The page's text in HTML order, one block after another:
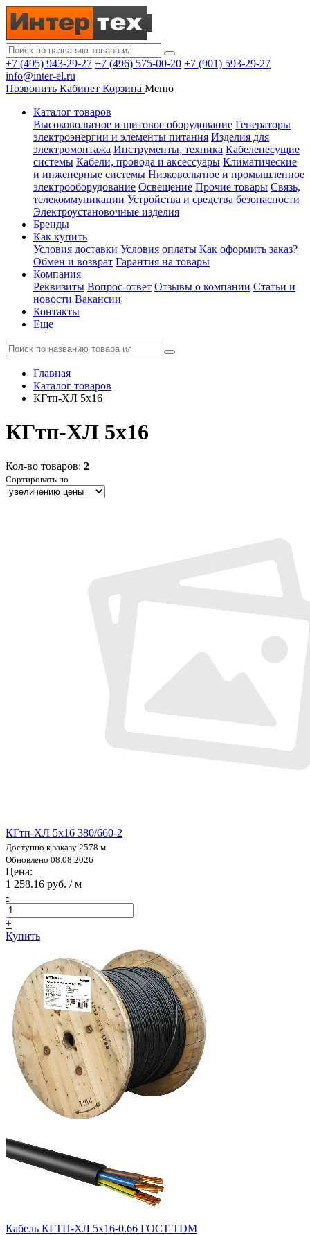
+7 (495) 943-29-27 +7 (496) 575-00-20 +7 (901) 593-29-27
info@inter-el.ru
Позвонить Кабинет Корзина Меню
Каталог товаров
Высоковольтное и щитовое оборудование Генераторы
электроэнергии и элементы питания Изделия для
электромонтажа Инструменты, техника Кабеленесущие
системы Кабели, провода и аксессуары Климатические
и инженерные системы Низковольтное и промышленное
электрооборудование Освещение Прочие товары Связь,
телекоммуникации Устройства и средства безопасности
Электроустановочные изделия
Бренды
Как купить
Условия доставки Условия оплаты Как оформить заказ?
Обмен и возврат Гарантия на товары
Компания
Реквизиты Вопрос-ответ Отзывы о компании Статьи и
новости Вакансии
Контакты
Еще
Главная
Каталог товаров
КГтп-ХЛ 5x16
КГтп-ХЛ 5x16
Кол-во товаров: 2
Сортировать по
КГтп-ХЛ 5х16 380/660-2
Доступно к заказу 2578 м
Обновлено 08.08.2026
Цена:
1 258.16 руб. / м
-
+
Купить
Кабель КГТП-ХЛ 5х16-0.66 ГОСТ TDM